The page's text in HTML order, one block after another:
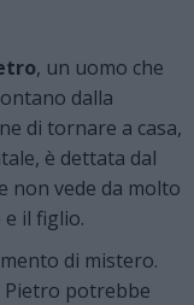
, un uomo che
dalla
di tornare a casa,
è dettata dal
non vede da molto
il figlio.
di mistero.
Pietro potrebbe